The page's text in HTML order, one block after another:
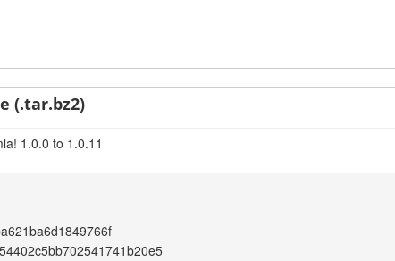
(.tar.bz2)
1.0.0 to 1.0.11